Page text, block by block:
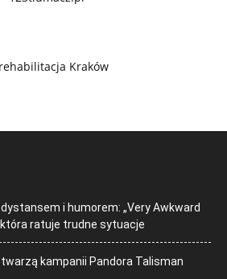
dystansem i humorem: „Very Awkward
ratuje trudne sytuacje
kampanii Pandora Talisman